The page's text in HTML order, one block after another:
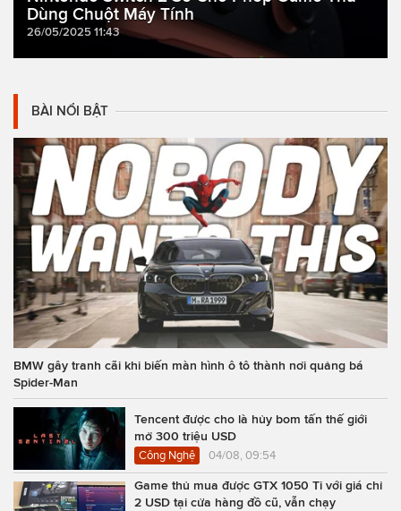
Dùng Chuột Máy Tính
26/05/2025 11:43
BÀI NỔI BẬT
BMW gây tranh cãi khi biến màn hình ô tô thành nơi quảng bá
Spider-Man
Tencent được cho là hủy bom tấn thế giới
mở 300 triệu USD
Công Nghệ 04/08, 09:54
Game thủ mua được GTX 1050 Ti với giá chỉ
2 USD tại cửa hàng đồ cũ, vẫn chạy